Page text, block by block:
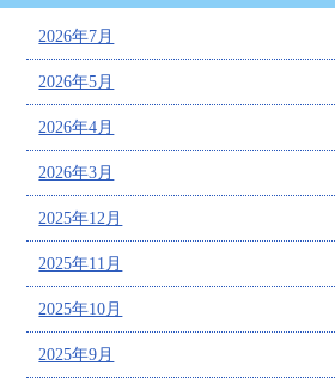
2026年7月
2026年5月
2026年4月
2026年3月
2025年12月
2025年11月
2025年10月
2025年9月